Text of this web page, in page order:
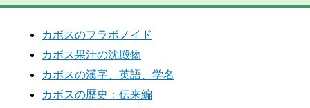
カボスのフラボノイド
カボス果汁の沈殿物
カボスの漢字、英語、学名
カボスの歴史：伝来編